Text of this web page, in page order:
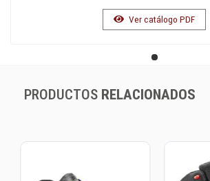
Ver catálogo PDF
PRODUCTOS RELACIONADOS